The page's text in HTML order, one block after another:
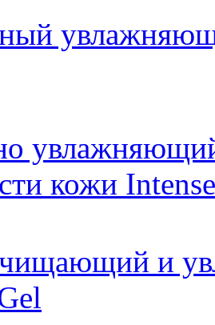
кожи
и